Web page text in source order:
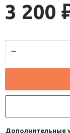
3 200
Дополнительные